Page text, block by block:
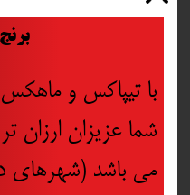
استاندارد ایمنی و
سایز (براساس محیط
کشور تولید کننده
با تیپاکس و
شما عزیزان
می باشد (شهرهای